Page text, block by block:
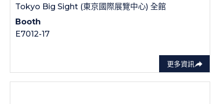
更多資訊
Tokyo Big Sight (東京國際展覽中心) 全館
Booth
E7012-17